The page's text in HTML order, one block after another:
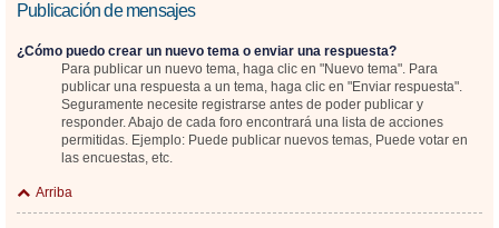
Publicación de mensajes
¿Cómo puedo crear un nuevo tema o enviar una respuesta?
Para publicar un nuevo tema, haga clic en "Nuevo tema". Para
publicar una respuesta a un tema, haga clic en "Enviar respuesta".
Seguramente necesite registrarse antes de poder publicar y
responder. Abajo de cada foro encontrará una lista de acciones
permitidas. Ejemplo: Puede publicar nuevos temas, Puede votar en
las encuestas, etc.
Arriba